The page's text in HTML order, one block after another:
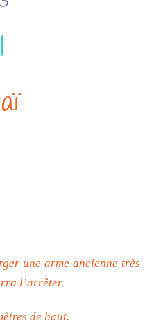
une arme ancienne très
l’arrêter.
de haut.